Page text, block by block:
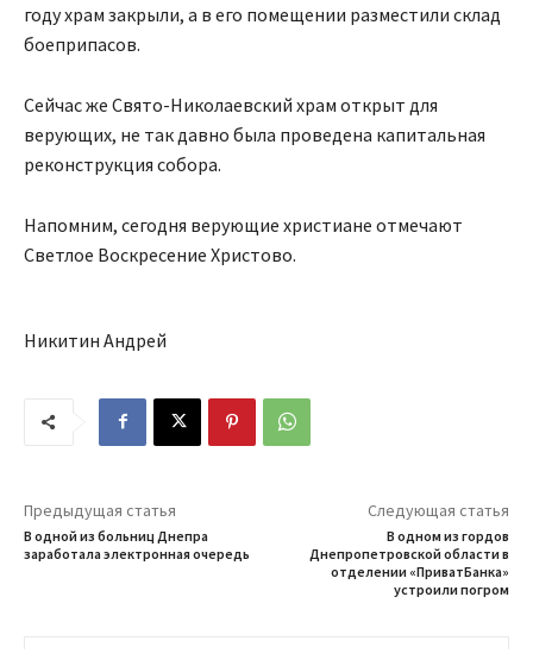
году храм закрыли, а в его помещении разместили склад
боеприпасов.
Сейчас же Свято-Николаевский храм открыт для
верующих, не так давно была проведена капитальная
реконструкция собора.
Напомним, сегодня верующие христиане отмечают
Светлое Воскресение Христово.
Никитин Андрей
Предыдущая статья
В одной из больниц Днепра
заработала электронная очередь
Следующая статья
В одном из гордов
Днепропетровской области в
отделении «ПриватБанка»
устроили погром